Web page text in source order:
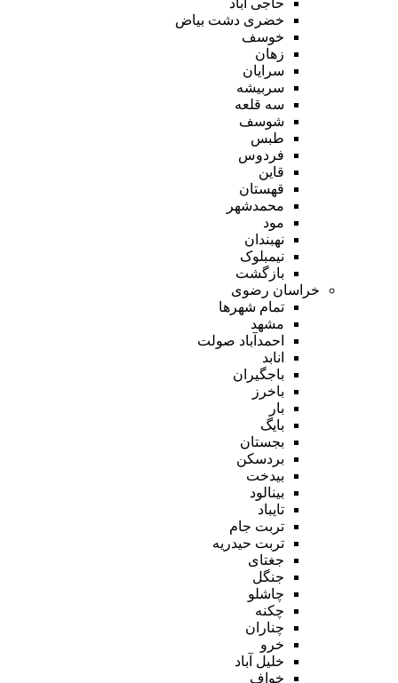
خضری دشت بیاض
خوسف
زهان
سرایان
سربیشه
سه قلعه
شوسف
طبس
فردوس
قاین
قهستان
محمدشهر
مود
نهبندان
نیمبلوک
بازگشت
خراسان رضوی
تمام شهر‌ها
مشهد
احمدآباد صولت
انابد
باجگیران
باخرز
بار
بایگ
بجستان
بردسکن
بیدخت
بینالود
تایباد
تربت جام
تربت حیدریه
جغتای
جنگل
چاشلو
چکنه
چناران
خرو
خلیل آباد
خواف